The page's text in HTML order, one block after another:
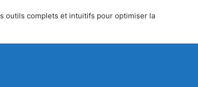
outils complets et intuitifs pour optimiser la